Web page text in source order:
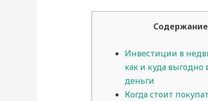
Содержание
Инвестиции в
как и куда выгодно
деньги
Когда стоит